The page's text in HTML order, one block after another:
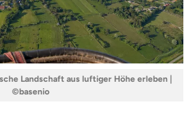
Landschaft aus luftiger Höhe erleben |
©basenio